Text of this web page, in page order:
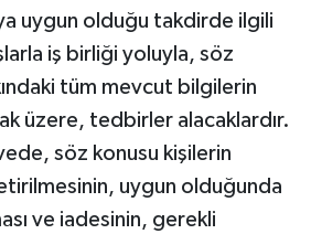
uygun olduğu takdirde ilgili
iş birliği yoluyla, söz
tüm mevcut bilgilerin
üzere, tedbirler alacaklardır.
söz konusu kişilerin
uygun olduğunda
ve iadesinin, gerekli